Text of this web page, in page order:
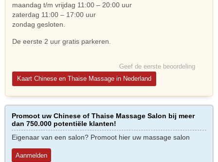
maandag t/m vrijdag 11:00 – 20:00 uur
zaterdag 11:00 – 17:00 uur
zondag gesloten.
De eerste 2 uur gratis parkeren.
Geef de eerste beoordeling
Kaart Chinese en Thaise Massage in Nederland
Promoot uw Chinese of Thaise Massage Salon bij meer
dan 750.000 potentiële klanten!
Eigenaar van een salon? Promoot hier uw massage salon
Aanmelden